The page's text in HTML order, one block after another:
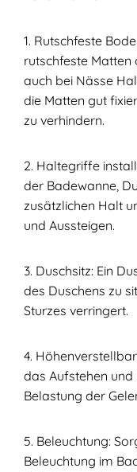
1. Rutschfeste
rutschfeste
auch bei Nässe
die Matten gut
zu verhindern.
2. Haltegriffe
der Badewanne,
zusätzlichen Halt
und Aussteigen.
3. Duschsitz: Ein
des Duschens zu
Sturzes verringert.
4.
das Aufstehen
Belastung der
5. Beleuchtung:
Beleuchtung im